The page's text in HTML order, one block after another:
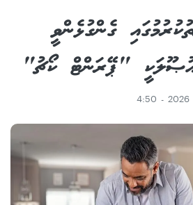
ގެންގުޅެންވީ
"ޕޭރަންޓް ކޯޗު"